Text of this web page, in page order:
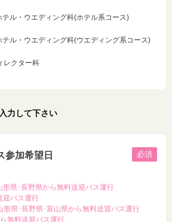
テル・ウエディング科(ホテル系コース)
テル・ウエディング科(ウエディング系コース)
レクター科
力して下さい
参加希望日 必須
形県･長野県から無料送迎バス運行
迎バス運行
形県･長野県･富山県から無料送迎バス運行
無料送迎バス運行